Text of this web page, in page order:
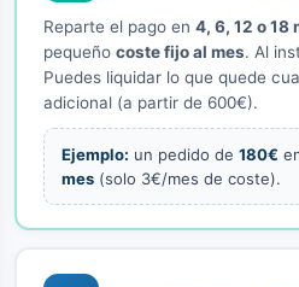
Reparte el pago en 4, 6, 12 o 18
pequeño coste fijo al mes. Al
Puedes liquidar lo que quede
adicional (a partir de 600€).
Ejemplo: un pedido de 180€
mes(solo 3€/mes de coste).